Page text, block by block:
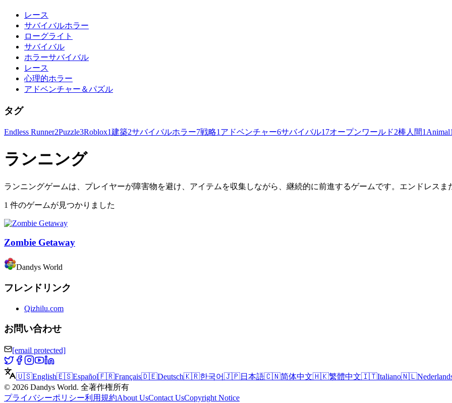
レース
サバイバルホラー
ローグライト
サバイバル
ホラーサバイバル
レース
心理的ホラー
アドベンチャー＆パズル
タグ
Endless Runner2Puzzle3Roblox1建築2サバイバルホラー7戦略1 アドベンチャー6サバイバル17オープンワールド2棒人間1 Animal1
ランニング
ランニングゲームは、プレイヤーが障害物を避け、アイテムを収集しながら、継続的に前進するゲームです。エンドレスま
1 件のゲームが見つかりました
Zombie Getaway
Dandys World
フレンドリンク
Qizhilu.com
お問い合わせ
[email protected]
🇺🇸English🇪🇸Español🇫🇷Français🇩🇪Deutsch🇰🇷한국어🇯🇵日本語🇨🇳简体中文🇭🇰繁體中文🇮🇹Italiano🇳🇱
© 2026 Dandys World. 全著作権所有
プライバシーポリシー利用規約About UsContact UsCopyright Notice